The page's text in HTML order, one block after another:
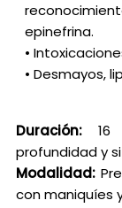
epinefrina.
•
• Desmayos,
Duración: 16
profundidad y si
Modalidad:
con maniquíes